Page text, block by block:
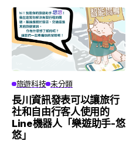
旅遊科技 未分類
長川資訊發表可以讓旅行
社和自由行客人使用的
Line機器人「樂遊助手-悠
悠」